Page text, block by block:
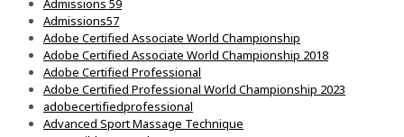
Admissions 59
Admissions57
Adobe Certified Associate World Championship
Adobe Certified Associate World Championship 2018
Adobe Certified Professional
Adobe Certified Professional World Championship 2023
adobecertifiedprofessional
Advanced Sport Massage Technique